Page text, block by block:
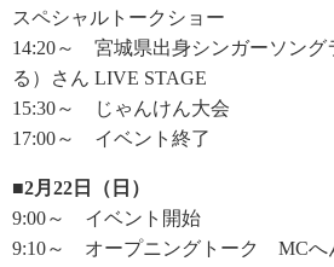
スペシャルトークショー
14:20～ 宮城県出身シンガーソング
る）さん LIVE STAGE
15:30～ じゃんけん大会
17:00～ イベント終了
■2月22日（日）
9:00～ イベント開始
9:10～ オープニングトーク MCへ